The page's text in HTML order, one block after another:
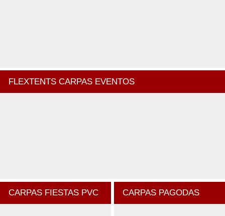
FLEXTENTS CARPAS EVENTOS
CARPAS FIESTAS PVC CARPAS PAGODAS